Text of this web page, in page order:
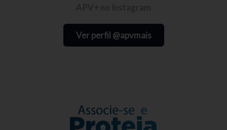
APV+ no Instagram
Ver perfil @apvmais